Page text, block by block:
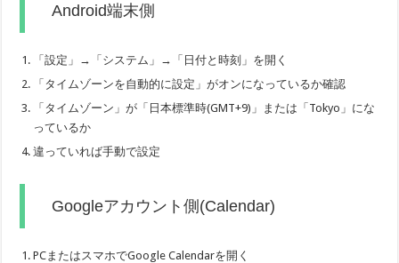
Android端末側
「設定」→「システム」→「日付と時刻」を開く
「タイムゾーンを自動的に設定」がオンになっているか確認
「タイムゾーン」が「日本標準時(GMT+9)」または「Tokyo」にな
っているか
違っていれば手動で設定
Googleアカウント側(Calendar)
PCまたはスマホでGoogle Calendarを開く